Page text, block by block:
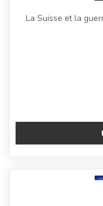
La Suisse et la